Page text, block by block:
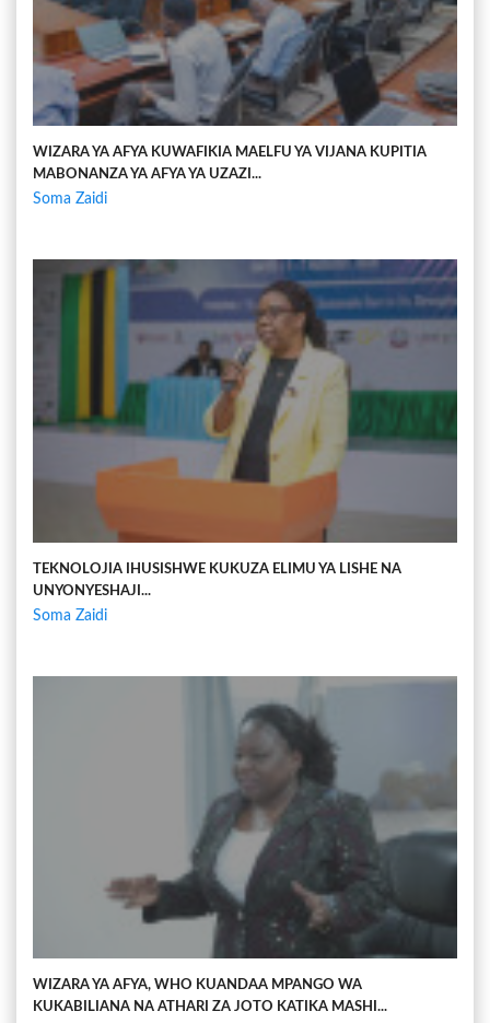
WIZARA YA AFYA KUWAFIKIA MAELFU YA VIJANA KUPITIA
MABONANZA YA AFYA YA UZAZI...
Soma Zaidi
TEKNOLOJIA IHUSISHWE KUKUZA ELIMU YA LISHE NA
UNYONYESHAJI...
Soma Zaidi
WIZARA YA AFYA, WHO KUANDAA MPANGO WA
KUKABILIANA NA ATHARI ZA JOTO KATIKA MASHI...